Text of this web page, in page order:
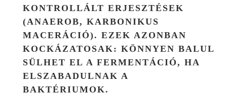
KONTROLLÁLT ERJESZTÉSEK
(ANAEROB, KARBONIKUS
MACERÁCIÓ). EZEK AZONBAN
KOCKÁZATOSAK: KÖNNYEN BALUL
SÜLHET EL A FERMENTÁCIÓ, HA
ELSZABADULNAK A
BAKTÉRIUMOK.